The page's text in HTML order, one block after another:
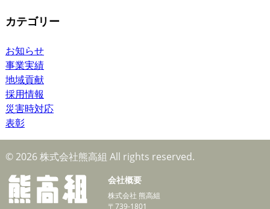
カテゴリー
お知らせ
事業実績
地域貢献
採用情報
災害時対応
表彰
© 2026 株式会社熊高組 All rights reserved.
会社概要
株式会社 熊高組
〒739-1801